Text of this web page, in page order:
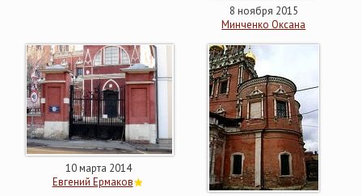
8 ноября 2015
Минченко Оксана
10 марта 2014
Евгений Ермаков